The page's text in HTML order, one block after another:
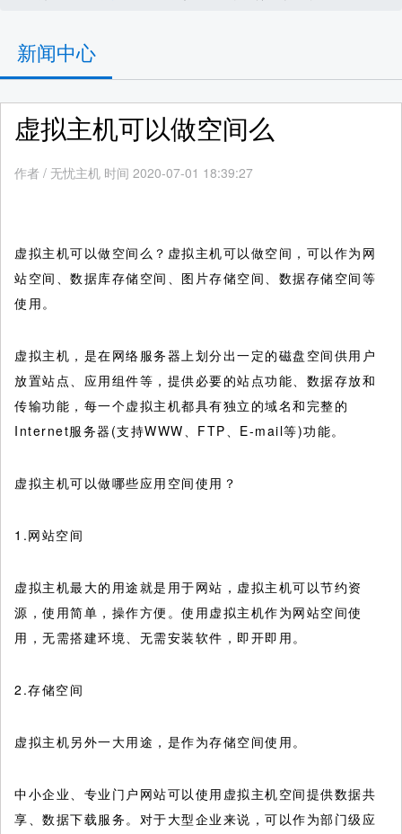
新闻中心
虚拟主机可以做空间么
作者 / 无忧主机 时间 2020-07-01 18:39:27
虚拟主机可以做空间么？虚拟主机可以做空间，可以作为网
站空间、数据库存储空间、图片存储空间、数据存储空间等
使用。
虚拟主机，是在网络服务器上划分出一定的磁盘空间供用户
放置站点、应用组件等，提供必要的站点功能、数据存放和
传输功能，每一个虚拟主机都具有独立的域名和完整的
Internet服务器(支持WWW、FTP、E-mail等)功能。
虚拟主机可以做哪些应用空间使用？
1.网站空间
虚拟主机最大的用途就是用于网站，虚拟主机可以节约资
源，使用简单，操作方便。使用虚拟主机作为网站空间使
用，无需搭建环境、无需安装软件，即开即用。
2.存储空间
虚拟主机另外一大用途，是作为存储空间使用。
中小企业、专业门户网站可以使用虚拟主机空间提供数据共
享、数据下载服务。对于大型企业来说，可以作为部门级应